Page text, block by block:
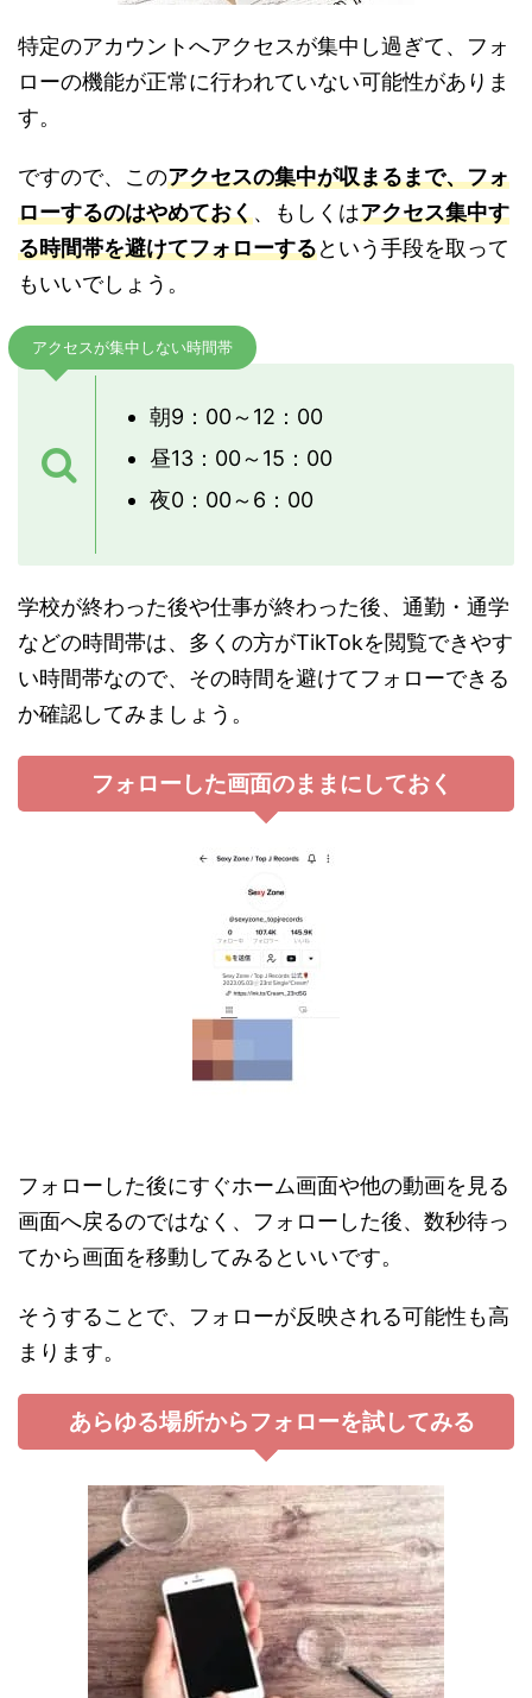
特定のアカウントへアクセスが集中し過ぎて、フォ
ローの機能が正常に行われていない可能性がありま
す。
ですので、このアクセスの集中が収まるまで、フォ
ローするのはやめておく、もしくはアクセス集中す
る時間帯を避けてフォローするという手段を取って
もいいでしょう。
アクセスが集中しない時間帯
朝9：00～12：00
昼13：00～15：00
夜0：00～6：00
学校が終わった後や仕事が終わった後、通勤・通学
などの時間帯は、多くの方がTikTokを閲覧できやす
い時間帯なので、その時間を避けてフォローできる
か確認してみましょう。
フォローした画面のままにしておく
フォローした後にすぐホーム画面や他の動画を見る
画面へ戻るのではなく、フォローした後、数秒待っ
てから画面を移動してみるといいです。
そうすることで、フォローが反映される可能性も高
まります。
あらゆる場所からフォローを試してみる